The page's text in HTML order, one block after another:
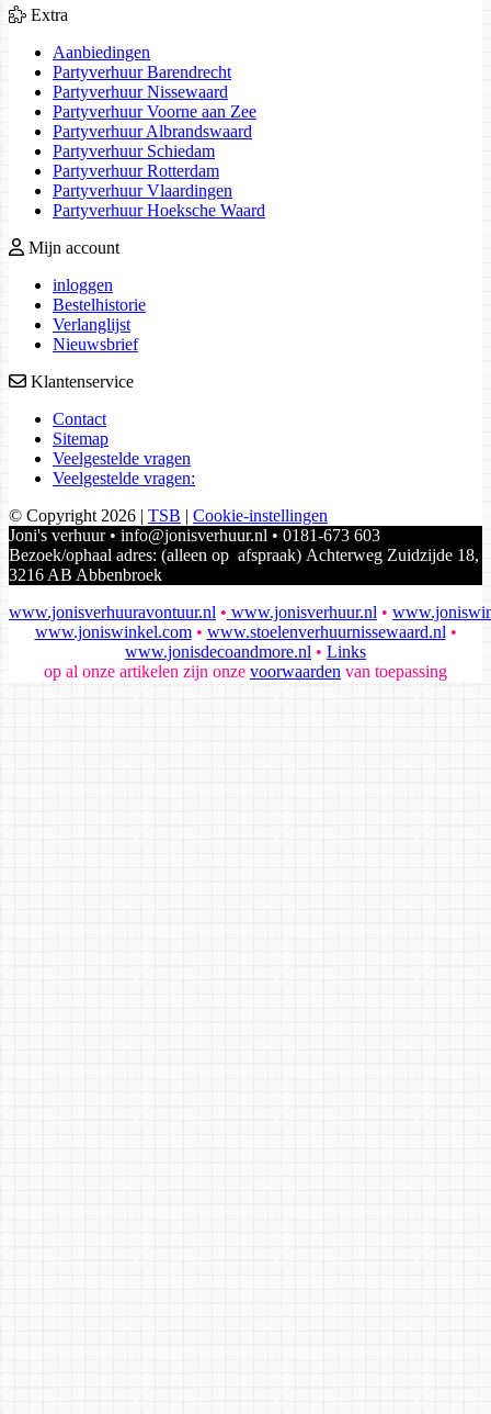
Extra
Aanbiedingen
Partyverhuur Barendrecht
Partyverhuur Nissewaard
Partyverhuur Voorne aan Zee
Partyverhuur Albrandswaard
Partyverhuur Schiedam
Partyverhuur Rotterdam
Partyverhuur Vlaardingen
Partyverhuur Hoeksche Waard
Mijn account
inloggen
Bestelhistorie
Verlanglijst
Nieuwsbrief
Klantenservice
Contact
Sitemap
Veelgestelde vragen
Veelgestelde vragen:
© Copyright 2026 | TSB | Cookie-instellingen
Joni's verhuur • info@jonisverhuur.nl • 0181-673 603
Bezoek/ophaal adres: (alleen op afspraak) Achterweg Zuidzijde 18,
3216 AB Abbenbroek
www.jonisverhuuravontuur.nl • www.jonisverhuur.nl •
www.joniswinkel.com• www.stoelenverhuurnissewaard.nl •
www.jonisdecoandmore.nl • Links
op al onze artikelen zijn onze voorwaarden van toepassing